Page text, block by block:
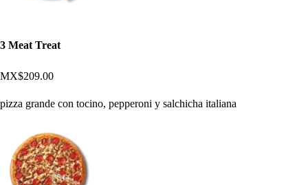
3 Meat Treat
MX$209.00
pizza grande con tocino, pepperoni y salchicha italiana